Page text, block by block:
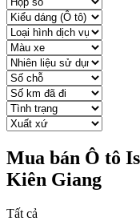
Mua bán Ô tô
Kiên Giang
Tất cả